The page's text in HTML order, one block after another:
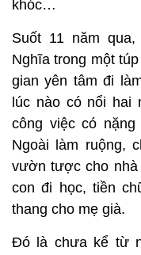
khóc…
Suốt 11 năm
Nghĩa trong một
gian yên tâm đi
lúc nào có nổi hai
công việc có
Ngoài làm ruộng,
vườn tược cho nhà
con đi học, tiền
thang cho mẹ già.
Đó là chưa kể từ